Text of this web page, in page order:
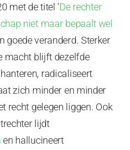
met de titel ‘De rechter
niet maar bepaalt wel
goede veranderd. Sterker
macht blijft dezelfde
radicaliseert
zich minder en minder
recht gelegen liggen. Ook
lijdt
en hallucineert